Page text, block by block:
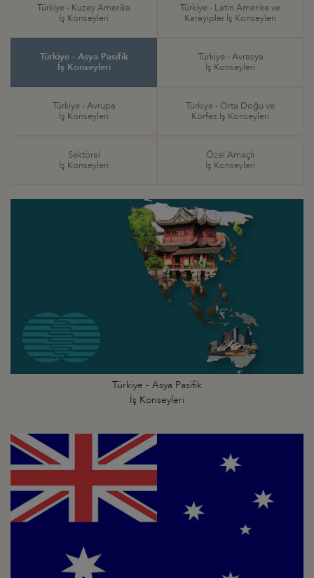
Türkiye - Kuzey Amerika
İş Konseyleri
Türkiye - Latin Amerika ve
Karayipler İş Konseyleri
Türkiye - Asya Pasifik
İş Konseyleri
Türkiye - Avrasya
İş Konseyleri
Türkiye - Avrupa
İş Konseyleri
Türkiye - Orta Doğu ve
Körfez İş Konseyleri
Sektörel
İş Konseyleri
Özel Amaçlı
İş Konseyleri
Türkiye - Asya Pasifik
İş Konseyleri